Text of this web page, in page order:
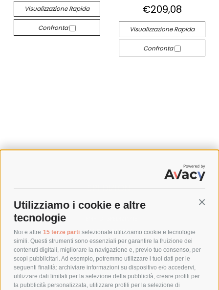
Utilizziamo i cookie e altre
tecnologie
Noi e altre 15 terze parti selezionate utilizziamo cookie e tecnologie
simili. Questi strumenti sono essenziali per garantire la fruizione dei
contenuti digitali, migliorare la navigazione e, previo tuo consenso, per
scopi pubblicitari. Ad esempio, potremmo utilizzare i tuoi dati per le
seguenti finalità: archiviare informazioni su dispositivo e/o accedervi,
utilizzare dati limitati per la selezione della pubblicità, creare profili per
la pubblicità personalizzata, utilizzare profili per la selezione di
Visualizzazione Rapida
Confronta
€209,08
Visualizzazione Rapida
Confronta
SPEDIZIONI
COSTI DI SPEDIZIONE
POLITICA DI RESO
POLICY
PRIVACY POLICY